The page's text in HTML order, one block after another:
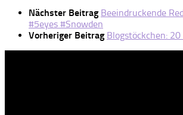
Nächster Beitrag Beeindruckende
#5eyes #Snowden
Vorheriger Beitrag Blogstöckchen: